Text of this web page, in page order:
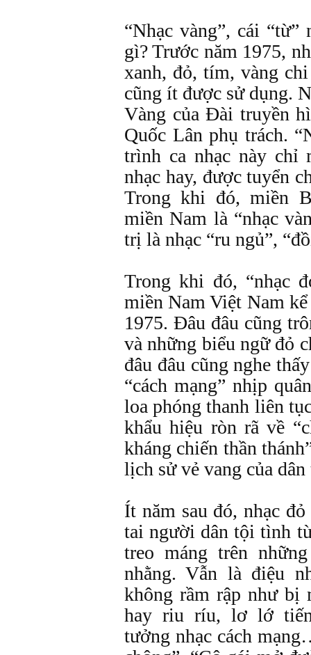
“Nhạc vàng”, cái
gì? Trước năm 1975,
xanh, đỏ, tím, vàng
cũng ít được sử dụng.
Vàng của Đài truyền
Quốc Lân phụ trách.
trình ca nhạc này chỉ
nhạc hay, được tuyển
Trong khi đó, miền
miền Nam là “nhạc
trị là nhạc “ru ngủ”,
Trong khi đó, “nhạc
miền Nam Việt Nam
1975. Đâu đâu cũng
và những biểu ngữ đỏ
đâu đâu cũng nghe
“cách mạng” nhịp
loa phóng thanh liên
khẩu hiệu ròn rã về
kháng chiến thần
lịch sử vẻ vang của
Ít năm sau đó, nhạc
tai người dân tội tình
treo máng trên
nhằng. Vẫn là điệu
không rầm rập như bị
hay riu ríu, lơ lớ
tưởng nhạc cách